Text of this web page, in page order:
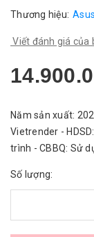
Thương hiệu: Asus
Viết đánh giá của
Năm sản xuất:
Vietrender -
trình - CBBQ: Sử
Số lượng: